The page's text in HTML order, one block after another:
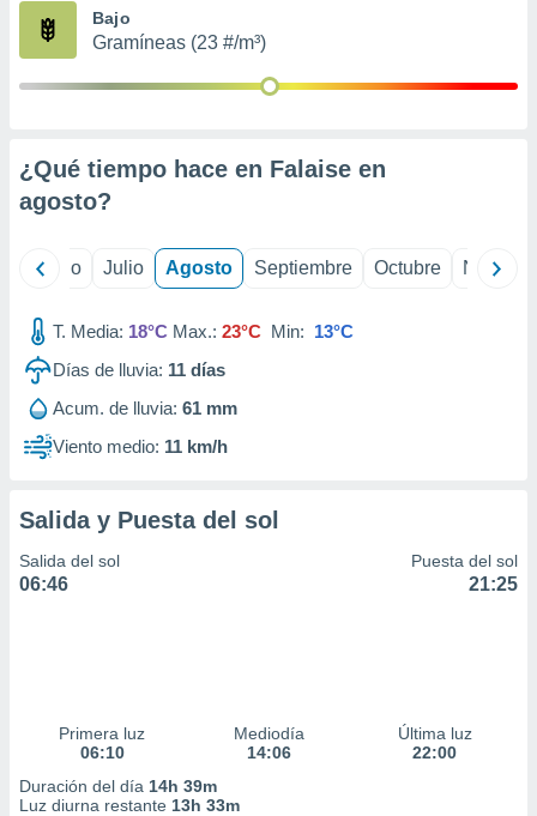
publicidad
1199
Bajo
Gramíneas (23 #/m³)
¿Qué tiempo hace en Falaise en
agosto?
Junio Julio Agosto Septiembre Octubre
T. Media: 18°C Max.: 23°C Min: 13°C
Días de lluvia: 11 días
Acum. de lluvia: 61 mm
Viento medio: 11 km/h
Salida y Puesta del sol
Salida del sol
06:46
Puesta del sol
21:25
Primera luz
06:10
Mediodía
14:06
Última luz
22:00
Duración del día 14h 39m
Luz diurna restante 13h 33m